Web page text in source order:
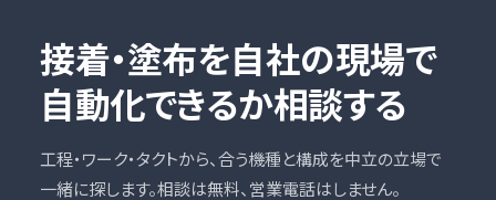
接着・塗布を自社の現場で
自動化できるか相談する
工程・ワーク・タクトから、合う機種と構成を中立の立場で
一緒に探します。相談は無料、営業電話はしません。